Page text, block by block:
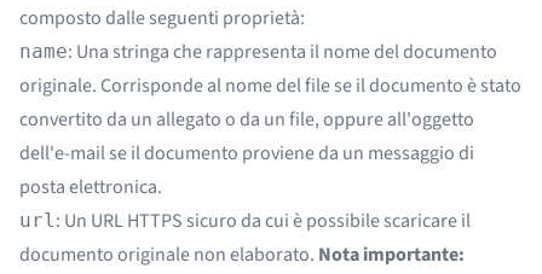
composto dalle seguenti proprietà:
name: Una stringa che rappresenta il nome del documento
originale. Corrisponde al nome del file se il documento è stato
convertito da un allegato o da un file, oppure all'oggetto
dell'e-mail se il documento proviene da un messaggio di
posta elettronica.
url: Un URL HTTPS sicuro da cui è possibile scaricare il
documento originale non elaborato. Nota importante: